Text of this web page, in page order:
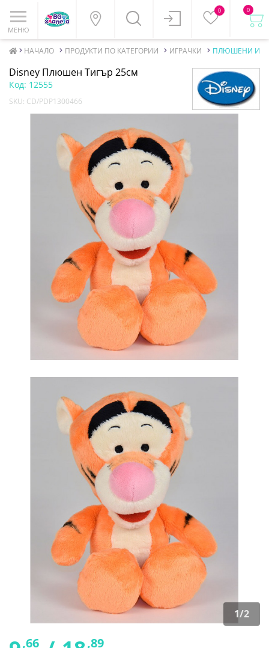
МЕНЮ
0 0
НАЧАЛО ПРОДУКТИ ПО КАТЕГОРИИ ИГРАЧКИ ПЛЮШЕНИ
Disney Плюшен Тигър 25см
Код: 12555
SKU: CD/PDP1300466
1/2
,66 ,89